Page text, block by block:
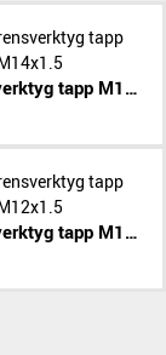
Gängrensverktyg tapp M14x1.5
Gängrensverktyg tapp M12x1.5